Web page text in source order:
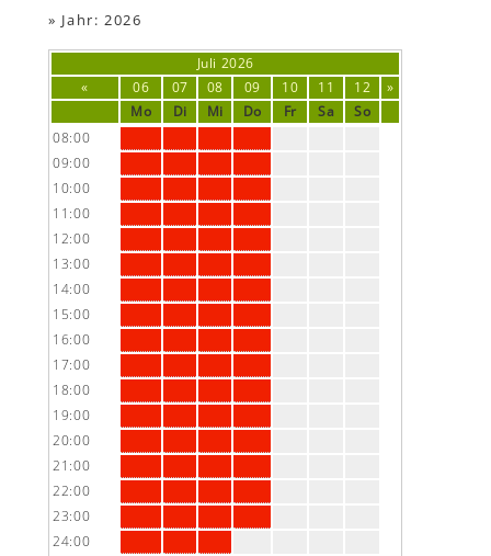
» Jahr: 2026
Juli 2026
«
06 07 08 09 10 11 12
»
Mo
Di Mi Do Fr Sa
So
08:00
09:00
10:00
11:00
12:00
13:00
14:00
15:00
16:00
17:00
18:00
19:00
20:00
21:00
22:00
23:00
24:00